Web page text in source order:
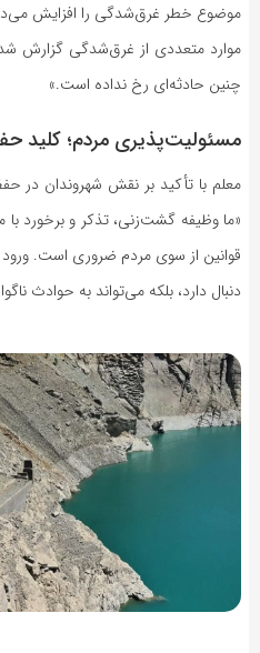
موضوع خطر غرق‌شدگی را افزایش
موارد متعددی از غرق‌شدگی گزارش
چنین حادثه‌ای رخ نداده است.»
مسئولیت‌پذیری مردم؛ کلید
معلم با تأکید بر نقش شهروندان در
«ما وظیفه گشت‌زنی، تذکر و برخورد با
قوانین از سوی مردم ضروری است. ورود
دنبال دارد، بلکه می‌تواند به حوادث